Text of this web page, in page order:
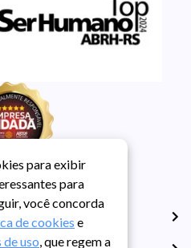
para exibir
para
você concorda
de cookies e
uso, que regem a